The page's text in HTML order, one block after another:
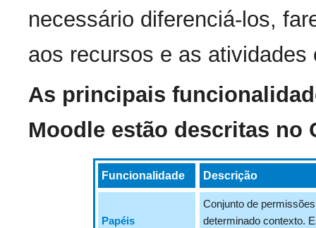
necessário diferenciá-los,
aos recursos e as atividades
As principais
Moodle estão descritas no
Funcionalidade Descrição
Papéis
Conjunto de
determinado contexto.